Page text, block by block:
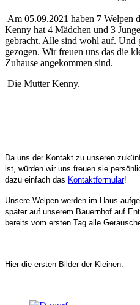
Am 05.09.2021 haben 7 Welpen
Kenny hat 4 Mädchen und 3
gebracht. Alle sind wohl auf. Und
gezogen. Wir freuen uns das die
Zuhause angekommen sind.
Die Mutter Kenny.
Da uns der Kontakt zu unseren
ist, würden wir uns freuen sie
dazu einfach das Kontaktformular!
Unsere Welpen werden im Haus
später auf unserem Bauernhof auf
bereits vom ersten Tag alle
Hier die ersten Bilder der Kleinen: